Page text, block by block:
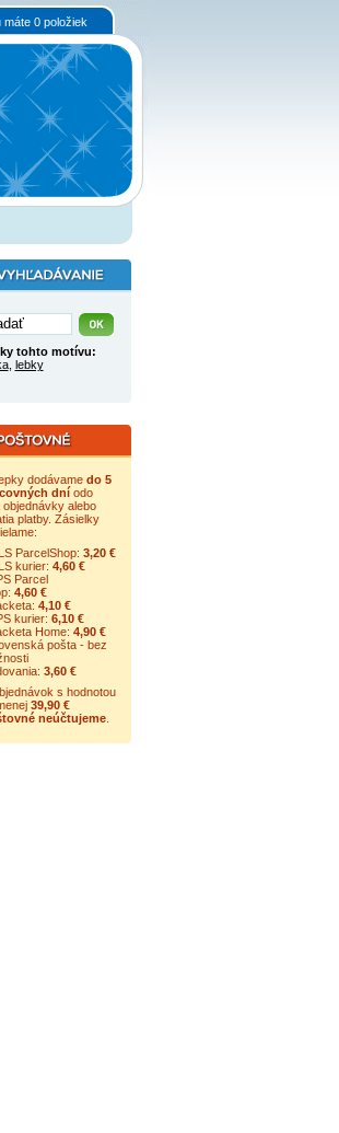
0 položiek
tohto motívu:
, lebky
dodávame do 5
dníodo
objednávky alebo
platby. Zásielky
ParcelShop: 3,20 €
kurier: 4,60 €
Parcel
4,60 €
4,10 €
kurier: 6,10 €
Home: 4,90 €
pošta - bez
3,60 €
s hodnotou
39,90 €
neúčtujeme.